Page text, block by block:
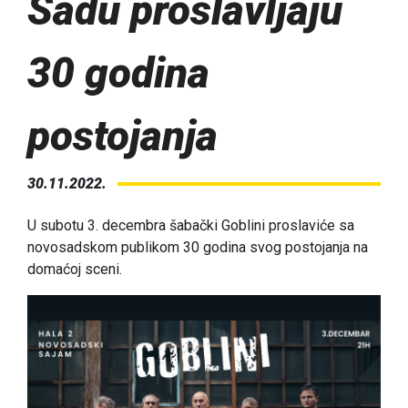
Sadu proslavljaju
30 godina
postojanja
30.11.2022.
U subotu 3. decembra šabački Goblini proslaviće sa
novosadskom publikom 30 godina svog postojanja na
domaćoj sceni.